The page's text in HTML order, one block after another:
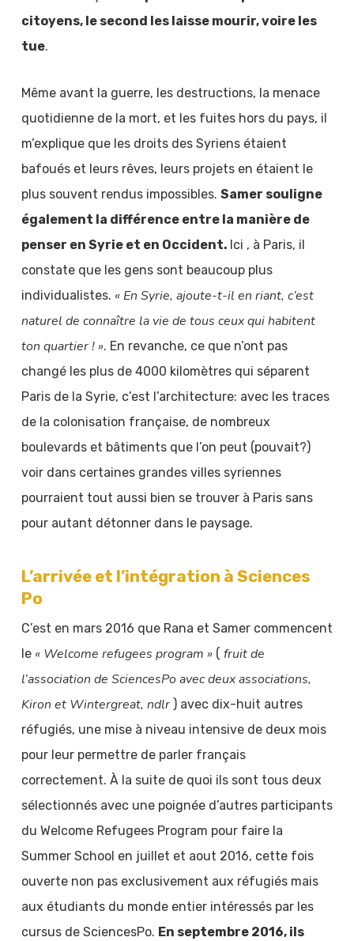
citoyens, le second les laisse mourir, voire les
tue.
Même avant la guerre, les destructions, la menace
quotidienne de la mort, et les fuites hors du pays, il
m’explique que les droits des Syriens étaient
bafoués et leurs rêves, leurs projets en étaient le
plus souvent rendus impossibles. Samer souligne
également la différence entre la manière de
penser en Syrie et en Occident. Ici , à Paris, il
constate que les gens sont beaucoup plus
individualistes. « En Syrie, ajoute-t-il en riant, c’est
naturel de connaître la vie de tous ceux qui habitent
ton quartier ! ». En revanche, ce que n’ont pas
changé les plus de 4000 kilomètres qui séparent
Paris de la Syrie, c’est l’architecture: avec les traces
de la colonisation française, de nombreux
boulevards et bâtiments que l’on peut (pouvait?)
voir dans certaines grandes villes syriennes
pourraient tout aussi bien se trouver à Paris sans
pour autant détonner dans le paysage.
L’arrivée et l’intégration à Sciences
Po
C’est en mars 2016 que Rana et Samer commencent
le « Welcome refugees program »( fruit de
l’association de SciencesPo avec deux associations,
Kiron et Wintergreat, ndlr) avec dix-huit autres
réfugiés, une mise à niveau intensive de deux mois
pour leur permettre de parler français
correctement. À la suite de quoi ils sont tous deux
sélectionnés avec une poignée d’autres participants
du Welcome Refugees Program pour faire la
Summer School en juillet et aout 2016, cette fois
ouverte non pas exclusivement aux réfugiés mais
aux étudiants du monde entier intéressés par les
cursus de SciencesPo. En septembre 2016, ils